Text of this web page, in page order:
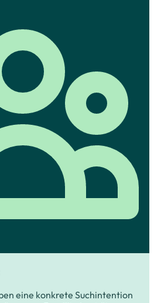
eine konkrete Suchintention